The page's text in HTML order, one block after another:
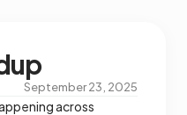
September 23, 2025
across